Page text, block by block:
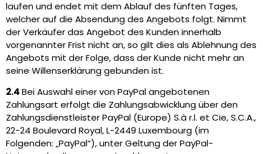
laufen und endet mit dem Ablauf des fünften Tages,
welcher auf die Absendung des Angebots folgt. Nimmt
der Verkäufer das Angebot des Kunden innerhalb
vorgenannter Frist nicht an, so gilt dies als Ablehnung des
Angebots mit der Folge, dass der Kunde nicht mehr an
seine Willenserklärung gebunden ist.
2.4Bei Auswahl einer von PayPal angebotenen
Zahlungsart erfolgt die Zahlungsabwicklung über den
Zahlungsdienstleister PayPal (Europe) S.à r.l. et Cie, S.C.A.,
22-24 Boulevard Royal, L-2449 Luxembourg (im
Folgenden: „PayPal“), unter Geltung der PayPal-